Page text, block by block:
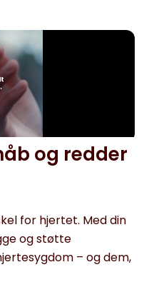
og redder
for hjertet. Med din
og støtte
– og dem,